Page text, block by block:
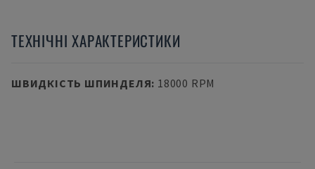
ТЕХНІЧНІ ХАРАКТЕРИСТИКИ
ШВИДКІСТЬ ШПИНДЕЛЯ: 18000 RPM